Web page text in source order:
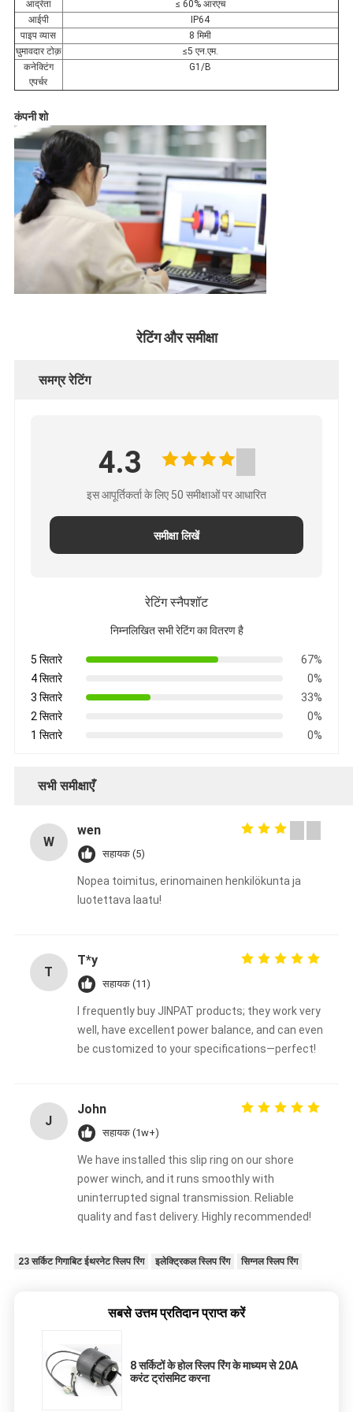
आर्द्रता
≤ 60% आरएच
आईपी
IP64
पाइप व्यास
8 मिमी
घुमावदार टोक़
≤5 एन.एम.
कनेक्टिंग
एपर्चर
G1/B
कंपनी शो
रेटिंग और समीक्षा
समग्र रेटिंग
4.3
इस आपूर्तिकर्ता के लिए 50 समीक्षाओं पर आधारित
समीक्षा लिखें
रेटिंग स्नैपशॉट
निम्नलिखित सभी रेटिंग का वितरण है
5 सितारे
67%
4 सितारे
0%
3 सितारे
33%
2 सितारे
0%
1 सितारे
0%
सभी समीक्षाएँ
W
wen
सहायक (5)
Nopea toimitus, erinomainen henkilökunta ja
luotettava laatu!
T
T*y
सहायक (11)
I frequently buy JINPAT products; they work very
well, have excellent power balance, and can even
be customized to your specifications—perfect!
J
John
सहायक (1w+)
We have installed this slip ring on our shore
power winch, and it runs smoothly with
uninterrupted signal transmission. Reliable
quality and fast delivery. Highly recommended!
23 सर्किट गिगाबिट ईथरनेट स्लिप रिंग इलेक्ट्रिकल स्लिप रिंग सिग्नल स्लिप रिंग
सबसे उत्तम प्रतिदान प्राप्त करें
8 सर्किटों के होल स्लिप रिंग के माध्यम से 20A
करंट ट्रांसमिट करना